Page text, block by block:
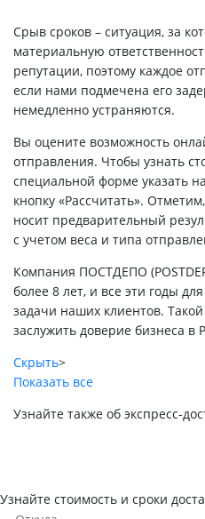
Срыв сроков – ситуация, за
материальную
репутации, поэтому каждое
если нами подмечена его
немедленно устраняются.
Вы оцените возможность
отправления. Чтобы узнать
специальной форме указать
кнопку «Рассчитать».
носит предварительный
с учетом веса и типа
Компания ПОСТДЕПО
более 8 лет, и все эти годы
задачи наших клиентов.
заслужить доверие бизнеса в
Скрыть>
Показать все
Узнайте также об экспресс-
Узнайте стоимость и сроки